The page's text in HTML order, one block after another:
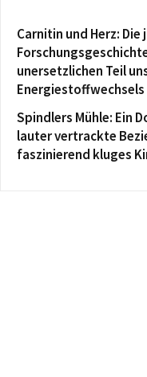
Carnitin und Herz: Die
unersetzlichen Teil
Energiestoffwechsels
Spindlers Mühle: Ein
lauter vertrackte
faszinierend kluges